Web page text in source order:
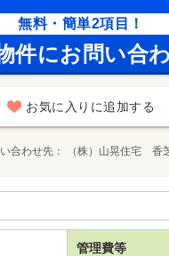
無料・簡単2項目！
件にお問い合
お気に入りに追加する
合わせ先 （株）山晃住宅 香
管理費等